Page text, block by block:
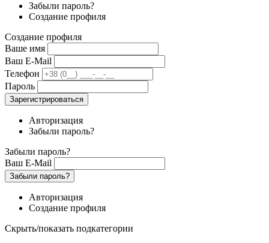
Забыли пароль?
Создание профиля
Создание профиля
Ваше имя
Ваш E-Mail
Телефон
Пароль
Зарегистрироваться
Авторизация
Забыли пароль?
Забыли пароль?
Ваш E-Mail
Забыли пароль?
Авторизация
Создание профиля
Скрыть/показать подкатегории